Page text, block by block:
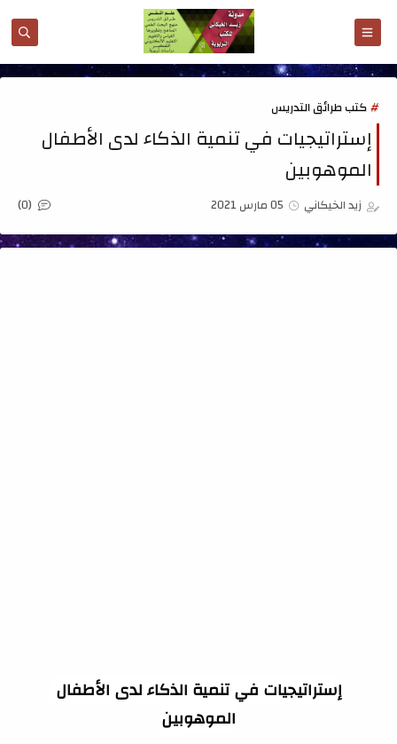
كتب طرائق التدريس
إستراتيجيات في تنمية الذكاء لدى الأطفال
الموهوبين
زيد الخيكاني 05 مارس 2021 (0)
الموهوبين